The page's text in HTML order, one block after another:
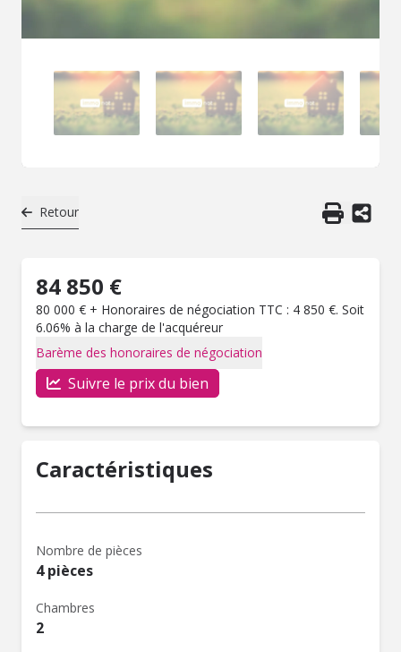
Retour
84 850 €
80 000 € + Honoraires de négociation TTC : 4 850 €. Soit
6.06% à la charge de l'acquéreur
Barème des honoraires de négociation
Suivre le prix du bien
Caractéristiques
Nombre de pièces
4 pièces
Chambres
2